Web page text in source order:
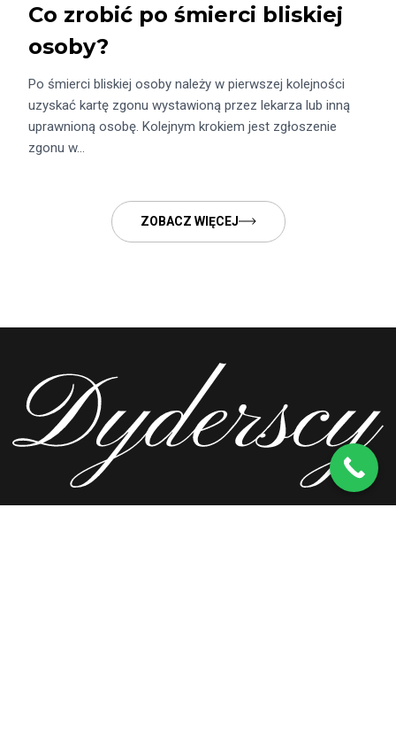
Co zrobić po śmierci bliskiej
osoby?
Po śmierci bliskiej osoby należy w pierwszej kolejności
uzyskać kartę zgonu wystawioną przez lekarza lub inną
uprawnioną osobę. Kolejnym krokiem jest zgłoszenie
zgonu w…
ZOBACZ WIĘCEJ